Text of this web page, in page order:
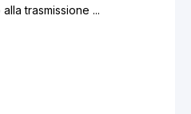
trasmissione ...